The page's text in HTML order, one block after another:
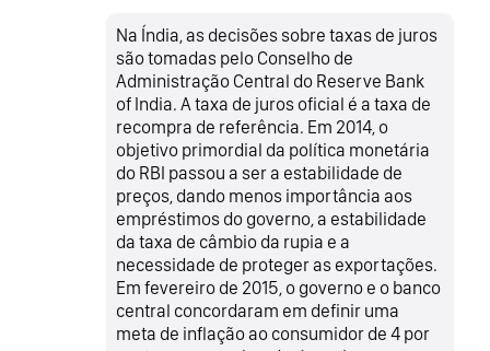
Na Índia, as decisões sobre taxas de juros
são tomadas pelo Conselho de
Administração Central do Reserve Bank
of India. A taxa de juros oficial é a taxa de
recompra de referência. Em 2014, o
objetivo primordial da política monetária
do RBI passou a ser a estabilidade de
preços, dando menos importância aos
empréstimos do governo, a estabilidade
da taxa de câmbio da rupia e a
necessidade de proteger as exportações.
Em fevereiro de 2015, o governo e o banco
central concordaram em definir uma
meta de inflação ao consumidor de 4 por